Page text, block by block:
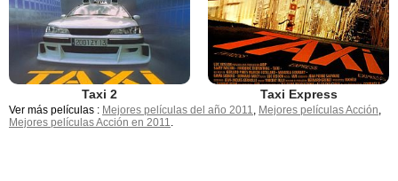
Taxi 2 Taxi Express
Ver más películas : Mejores películas del año 2011, Mejores películas Acción,
Mejores películas Acción en 2011.